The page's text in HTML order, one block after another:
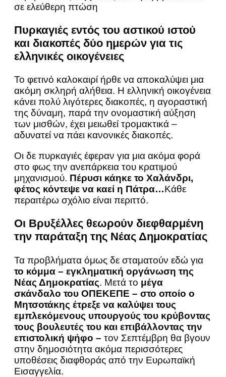
σε ελεύθερη πτώση
Πυρκαγιές εντός του αστικού ιστού
και διακοπές δύο ημερών για τις
ελληνικές οικογένειες
Το φετινό καλοκαιρί ήρθε να αποκαλύψει μια
ακόμη σκληρή αλήθεια. Η ελληνική οικογένεια
κάνει πολύ λιγότερες διακοπές, η αγοραστική
της δύναμη, παρά την ονομαστική αύξηση
των μισθών, έχει μειωθεί τρομακτικά –
αδυνατεί να πάει κανονικές διακοπές.
Οι δε πυρκαγιές έφεραν για μια ακόμα φορά
στο φως την ανεπάρκεια του κρατιμού
μηχανισμού. Πέρυσι κάηκε το Χαλάνδρι,
φέτος κόντεψε να καεί η Πάτρα…Κάθε
περαιτέρω σχόλιο είναι περιττό.
Οι Βρυξέλλες θεωρούν διεφθαρμένη
την παράταξη της Νέας Δημοκρατίας
Τα προβλήματα όμως δε σταματούν εδώ για
το κόμμα – εγκληματική οργάνωση της
Νέας Δημοκρατίας. Μετά το μέγα
σκάνδαλο του ΟΠΕΚΕΠΕ – στο οποίο ο
Μητσοτάκης έτρεξε να καλύψει τους
εμπλεκόμενους υπουργούς του κρύβοντας
τους βουλευτές του και επιβάλλοντας την
επιστολική ψήφο – τον Σεπτέμβρη θα βγουν
στην δημοσιότητα ακόμα περισσότερες
υποθέσεις διαφθοράς από την Ευρωπαϊκή
Εισαγγελία.